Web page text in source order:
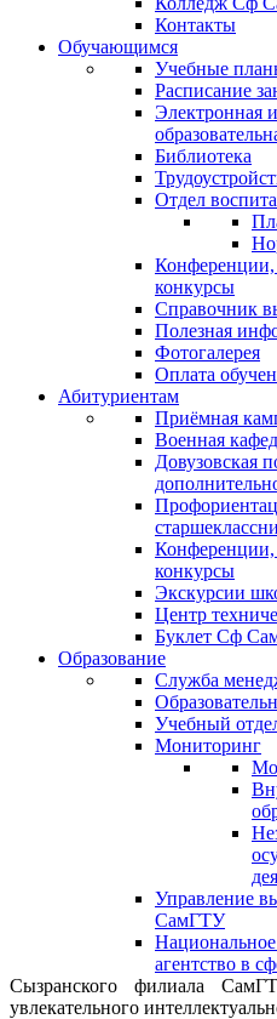
Контакты
Обучающимся
Учебные
Расписание
Электронная
Библиотека
Отдел
конкурсы
Справочник
Полезная
Фотогалерея
Оплата
Абитуриентам
Приёмная
Военная
Довузовская
конкурсы
Экскурсии
Центр
Буклет Сф
Образование
Служба
Учебный
Мониторинг
Управление
СамГТУ
агентство в
Сызранского филиала
увлекательного